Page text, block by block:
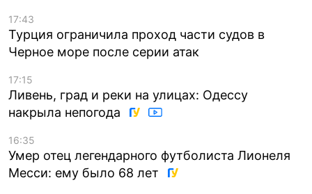
17:43
Турция ограничила проход части судов в
Черное море после серии атак
17:15
Ливень, град и реки на улицах: Одессу
накрыла непогода
16:35
Умер отец легендарного футболиста Лионеля
Месси: ему было 68 лет